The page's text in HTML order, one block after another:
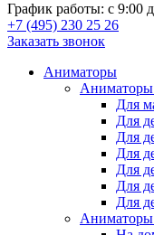
График работы: с 9:00
+7 (495) 230 25 26
Заказать звонок
Аниматоры
Аниматоры
Для
Для
Для
Для
Для
Для
Для
Аниматоры